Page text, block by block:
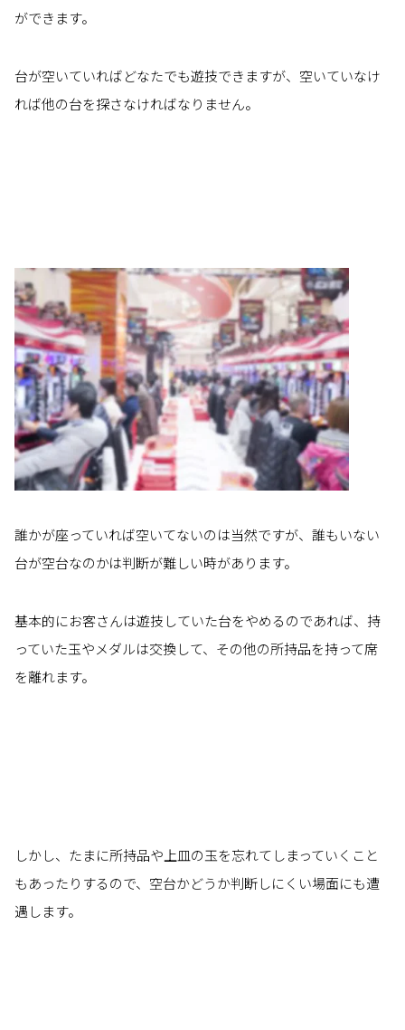
ができます。
台が空いていればどなたでも遊技できますが、空いていなけ
れば他の台を探さなければなりません。
誰かが座っていれば空いてないのは当然ですが、誰もいない
台が空台なのかは判断が難しい時があります。
基本的にお客さんは遊技していた台をやめるのであれば、持
っていた玉やメダルは交換して、その他の所持品を持って席
を離れます。
しかし、たまに所持品や上皿の玉を忘れてしまっていくこと
もあったりするので、空台かどうか判断しにくい場面にも遭
遇します。